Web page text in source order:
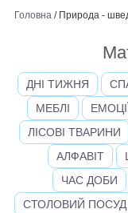
Головна / Природа -
ДНІ ТИЖНЯ
МЕБЛІ
ЛІСОВІ ТВАРИНИ
АЛФАВІТ
ЧАС ДОБИ
СТОЛОВИЙ ПОСУД